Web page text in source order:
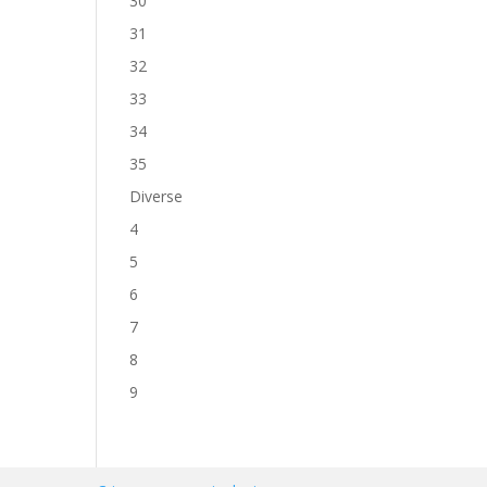
31
32
33
34
35
Diverse
4
5
6
7
8
9